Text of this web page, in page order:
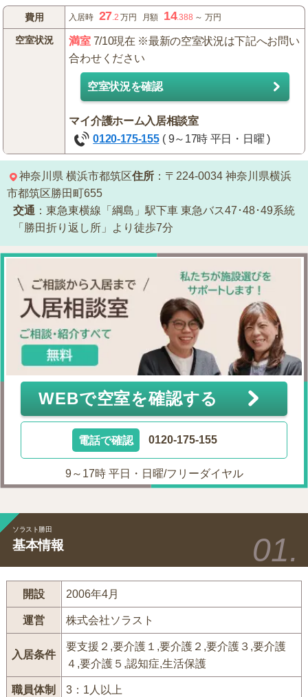
費用 入居時 27.2 万円 月額 14.388 ～ 万円
空室状況 満室7/10現在 ※最新の空室状況は下記へお問い
合わせください
空室状況を確認
マイ介護ホーム入居相談室
0120-175-155 ( 9～17時 平日・日曜 )
神奈川県 横浜市都筑区住所 ：〒224-0034 神奈川県横浜
市都筑区勝田町655
交通 ：東急東横線「綱島」駅下車東急バス47･48･49系統
「勝田折り返し所」より徒歩7分
WEBで空室を確認する
電話で確認 0120-175-155
9～17時 平日・日曜/フリーダイヤル
ソラスト勝田
基本情報
開設 2006年4月
運営 株式会社ソラスト
入居条件
要支援２,要介護１,要介護２,要介護３,要介護
４,要介護５,認知症,生活保護
職員体制 3：1人以上